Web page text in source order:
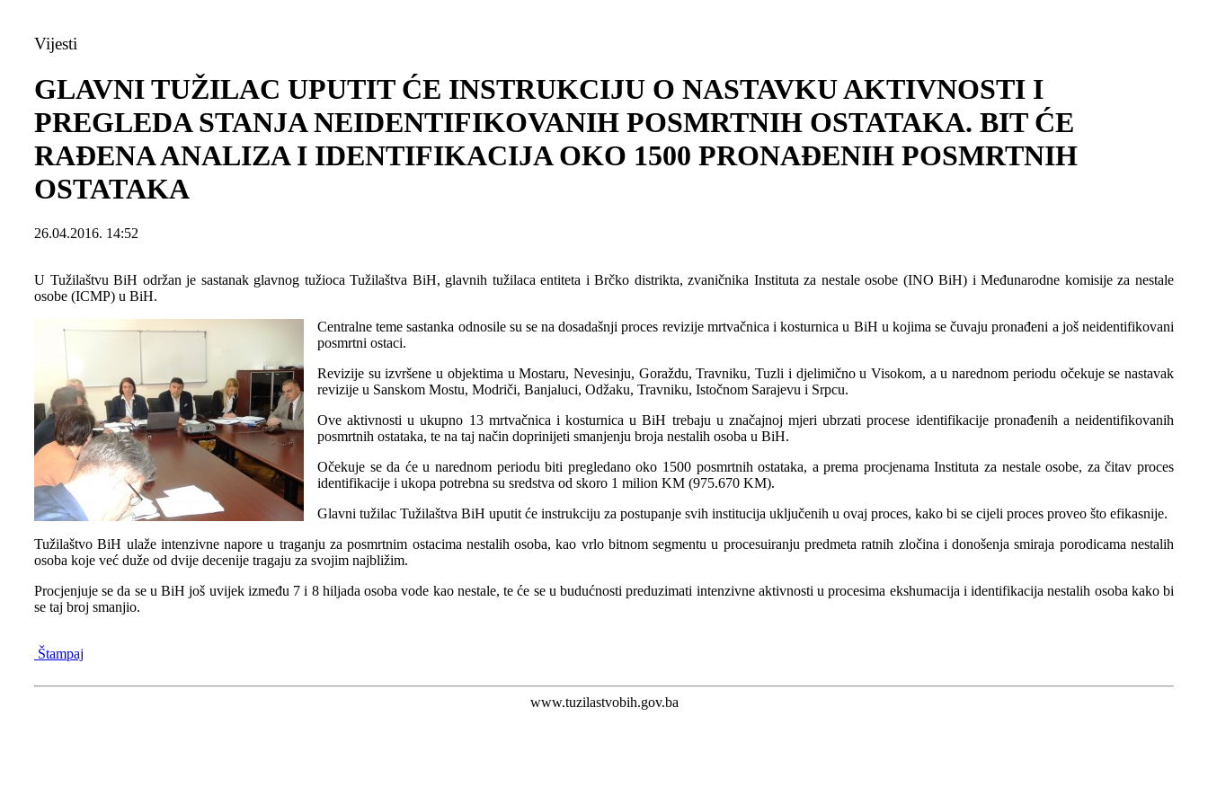
Vijesti
GLAVNI TUŽILAC UPUTIT ĆE INSTRUKCIJU O NASTAVKU AKTIVNOSTI I
PREGLEDA STANJA NEIDENTIFIKOVANIH POSMRTNIH OSTATAKA. BIT ĆE
RAĐENA ANALIZA I IDENTIFIKACIJA OKO 1500 PRONAĐENIH POSMRTNIH
OSTATAKA
26.04.2016. 14:52
U Tužilaštvu BiH održan je sastanak glavnog tužioca Tužilaštva BiH, glavnih tužilaca entiteta i Brčko distrikta, zvaničnika Instituta za nestale osobe (INO BiH) i Međunarodne komisije za nestale
osobe (ICMP) u BiH.
Centralne teme sastanka odnosile su se na dosadašnji proces revizije mrtvačnica i kosturnica u BiH u kojima se čuvaju pronađeni a još neidentifikovani
posmrtni ostaci.
Revizije su izvršene u objektima u Mostaru, Nevesinju, Goraždu, Travniku, Tuzli i djelimično u Visokom, a u narednom periodu očekuje se nastavak
revizije u Sanskom Mostu, Modriči, Banjaluci, Odžaku, Travniku, Istočnom Sarajevu i Srpcu.
Ove aktivnosti u ukupno 13 mrtvačnica i kosturnica u BiH trebaju u značajnoj mjeri ubrzati procese identifikacije pronađenih a neidentifikovanih
posmrtnih ostataka, te na taj način doprinijeti smanjenju broja nestalih osoba u BiH.
Očekuje se da će u narednom periodu biti pregledano oko 1500 posmrtnih ostataka, a prema procjenama Instituta za nestale osobe, za čitav proces
identifikacije i ukopa potrebna su sredstva od skoro 1 milion KM (975.670 KM).
Glavni tužilac Tužilaštva BiH uputit će instrukciju za postupanje svih institucija uključenih u ovaj proces, kako bi se cijeli proces proveo što efikasnije.
Tužilaštvo BiH ulaže intenzivne napore u traganju za posmrtnim ostacima nestalih osoba, kao vrlo bitnom segmentu u procesuiranju predmeta ratnih zločina i donošenja smiraja porodicama nestalih
osoba koje već duže od dvije decenije tragaju za svojim najbližim.
Procjenjuje se da se u BiH još uvijek između 7 i 8 hiljada osoba vode kao nestale, te će se u budućnosti preduzimati intenzivne aktivnosti u procesima ekshumacija i identifikacija nestalih osoba kako bi
se taj broj smanjio.
Štampaj
www.tuzilastvobih.gov.ba